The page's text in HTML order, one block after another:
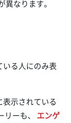
なります。
る人にのみ表
示されている
ーも、
エンゲ